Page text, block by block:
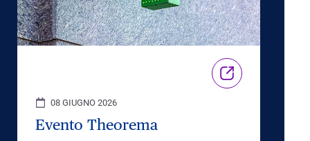
08 GIUGNO 2026
Evento Theorema